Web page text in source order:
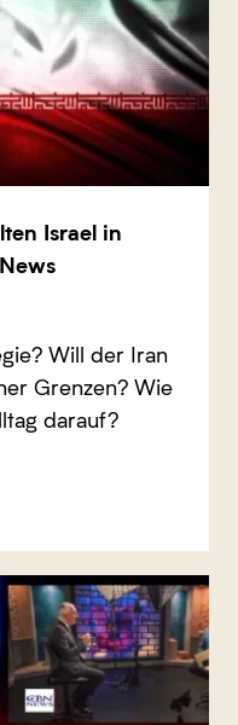
Israel in
Will der Iran
Grenzen? Wie
darauf?